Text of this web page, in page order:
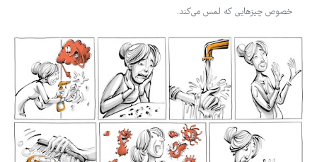
خصوص چیزهایی که لمس می‌کند.